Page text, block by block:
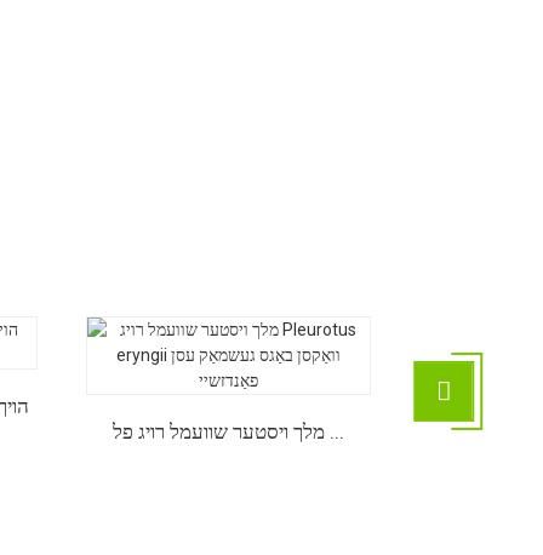
מלך ויסטער שוועמל רויג פל ...
Qihe